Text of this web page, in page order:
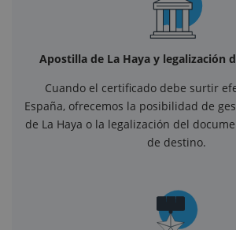
Apostilla de La Haya y legalización
Cuando el certificado debe surtir
España, ofrecemos la posibilidad de
de La Haya o la legalización del
de destino.